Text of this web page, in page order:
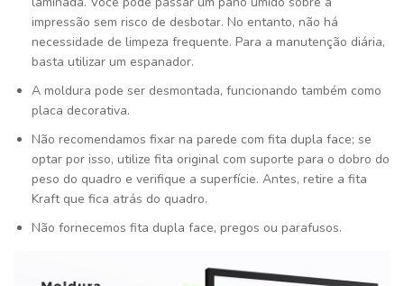
impressão sem risco de desbotar. No entanto, não há
necessidade de limpeza frequente. Para a manutenção diária,
basta utilizar um espanador.
A moldura pode ser desmontada, funcionando também como
placa decorativa.
Não recomendamos fixar na parede com fita dupla face; se
optar por isso, utilize fita original com suporte para o dobro do
peso do quadro e verifique a superfície. Antes, retire a fita
Kraft que fica atrás do quadro.
Não fornecemos fita dupla face, pregos ou parafusos.